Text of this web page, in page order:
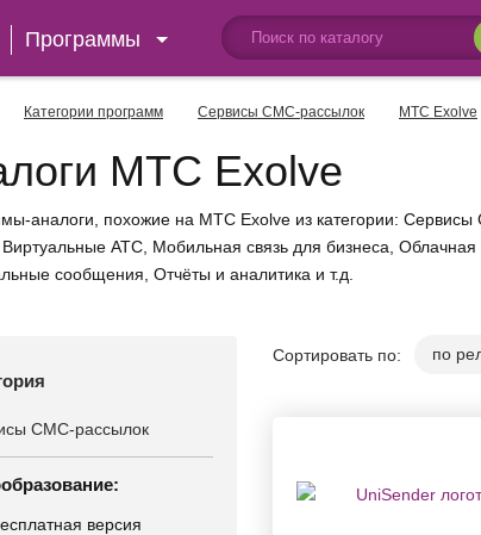
Программы
Категории программ Сервисы СМС-рассылок МТС Exolve
МТС Exolve
аналоги, похожие на МТС Exolve из категории:
Виртуальные АТС, Мобильная связь для бизнеса,
сообщения, Отчёты и аналитика и т.д.
версия
Сортировать по: